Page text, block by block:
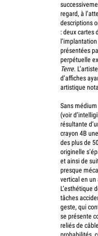
regard, à
descriptions
: deux cartes
présentées
perpétuelle
Terre.
d’affiches
artistique
Sans
(voir
résultante
crayon 4B
des plus de
originelle
et ainsi de
presque
vertical en un
L’esthétique
tâches
geste, qui
se présente
reliés de